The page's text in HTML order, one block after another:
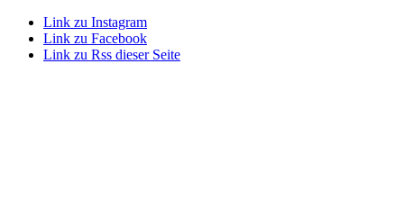
Link zu Instagram
Link zu Facebook
Link zu Rss dieser Seite